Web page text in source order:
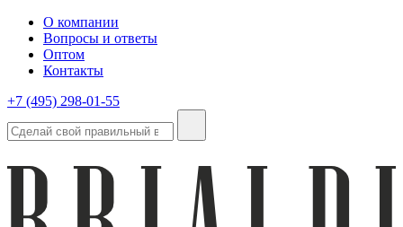
О компании
Вопросы и ответы
Оптом
Контакты
+7 (495) 298-01-55